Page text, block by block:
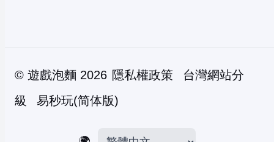
© 遊戲泡麵 2026 隱私權政策
台灣網站分
級
易秒玩(简体版)